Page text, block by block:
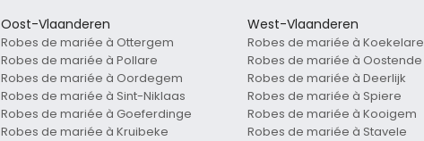
Oost-Vlaanderen
Robes de mariée à Ottergem
Robes de mariée à Pollare
Robes de mariée à Oordegem
Robes de mariée à Sint-Niklaas
Robes de mariée à Goeferdinge
Robes de mariée à Kruibeke
West-Vlaanderen
Robes de mariée à Koekelare
Robes de mariée à Oostende
Robes de mariée à Deerlijk
Robes de mariée à Spiere
Robes de mariée à Kooigem
Robes de mariée à Stavele